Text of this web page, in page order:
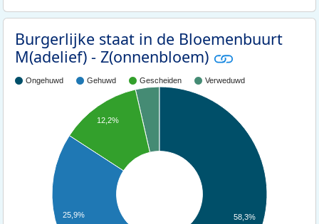
Burgerlijke staat in de Bloemenbuurt
M(adelief) - Z(onnenbloem)
Ongehuwd Gehuwd Gescheiden Verweduwd
12,2%
25,9% 58,3%